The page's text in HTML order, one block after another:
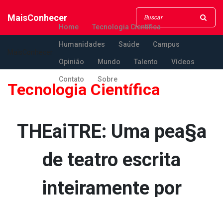
MaisConhecer
Home Tecnologia Científica
Humanidades Saúde Campus
Opinião Mundo Talento Vídeos
Contato Sobre
Tecnologia Científica
THEaiTRE: Uma pea§a
de teatro escrita
inteiramente por